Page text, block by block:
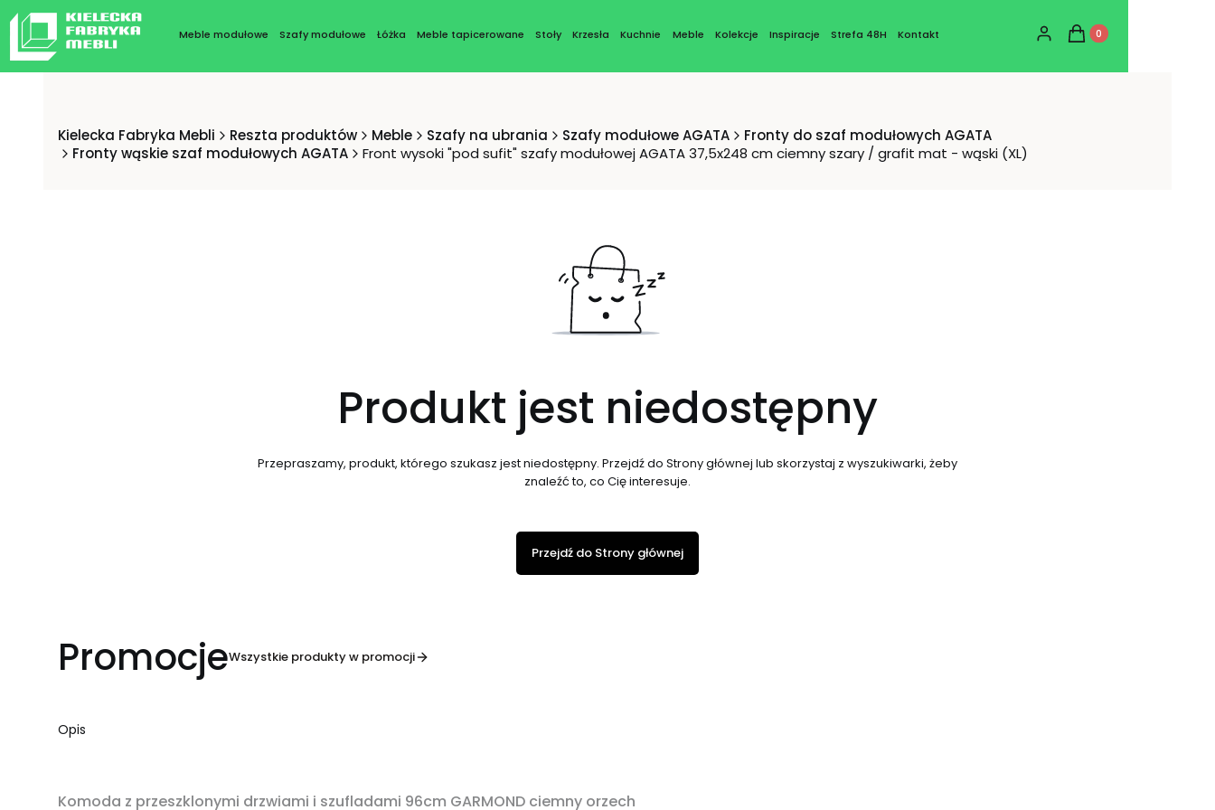
Meble modułowe Szafy modułowe Łóżka Meble tapicerowane Stoły Krzesła Kuchnie Meble Kolekcje Inspiracje Strefa 48H Kontakt Zaloguj się
Produkty w koszyku:
Koszyk
Kielecka Fabryka Mebli Reszta produktów Meble Szafy na ubrania Szafy modułowe AGATA
Fronty do szaf modułowych AGATA
Fronty wąskie szaf modułowych AGATA
Front wysoki "pod sufit" szafy modułowej AGATA 37,5x248 cm ciemny szary / grafit mat - wąski (XL)
Produkt jest niedostępny
Przepraszamy, produkt, którego szukasz jest niedostępny. Przejdź do Strony głównej lub skorzystaj z wyszukiwarki, żeby
znaleźć to, co Cię interesuje.
Przejdź do Strony głównej
PromocjeWszystkie produkty w promocji
Opis
Komoda z przeszklonymi drzwiami i szufladami 96cm GARMOND ciemny orzech